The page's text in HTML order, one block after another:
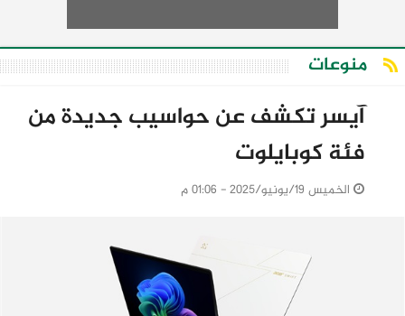
منوعات
آيسر تكشف عن حواسيب جديدة من
فئة كوبايلوت
الخميس 19/يونيو/2025 - 01:06 م